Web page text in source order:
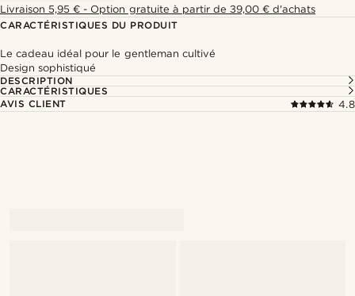
Livraison 5,95 € - Option gratuite à partir de 39,00 € d'achats
CARACTÉRISTIQUES DU PRODUIT
Le cadeau idéal pour le gentleman cultivé
Design sophistiqué
DESCRIPTION
CARACTÉRISTIQUES
AVIS CLIENT
4.8